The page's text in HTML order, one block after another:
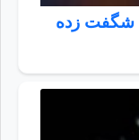
شگفت زده